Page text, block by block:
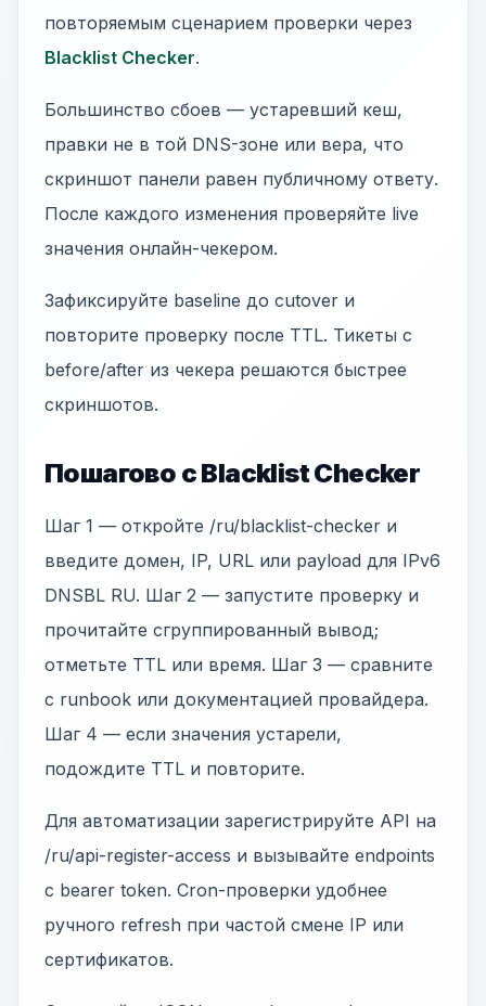
повторяемым сценарием проверки через
Blacklist Checker.
Большинство сбоев — устаревший кеш,
правки не в той DNS-зоне или вера, что
скриншот панели равен публичному ответу.
После каждого изменения проверяйте live
значения онлайн-чекером.
Зафиксируйте baseline до cutover и
повторите проверку после TTL. Тикеты с
before/after из чекера решаются быстрее
скриншотов.
Пошагово с Blacklist Checker
Шаг 1 — откройте /ru/blacklist-checker и
введите домен, IP, URL или payload для IPv6
DNSBL RU. Шаг 2 — запустите проверку и
прочитайте сгруппированный вывод;
отметьте TTL или время. Шаг 3 — сравните
с runbook или документацией провайдера.
Шаг 4 — если значения устарели,
подождите TTL и повторите.
Для автоматизации зарегистрируйте API на
/ru/api-register-access и вызывайте endpoints
с bearer token. Cron-проверки удобнее
ручного refresh при частой смене IP или
сертификатов.